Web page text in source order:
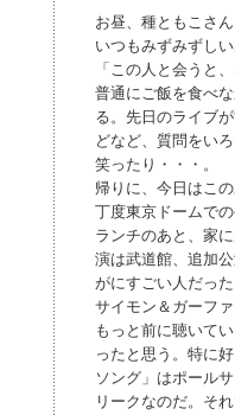
お昼、種ともこさん
いつもみずみずし
「この人と会うと
普通にご飯を食べ
る。先日のライブ
どなど、質問をい
笑ったり・・・。
帰りに、今日はこ
丁度東京ドームで
ランチのあと、家
演は武道館、追加
がにすごい人だった
サイモン＆ガーフ
もっと前に聴いて
ったと思う。特に
ソング」はポール
リークなのだ。そ